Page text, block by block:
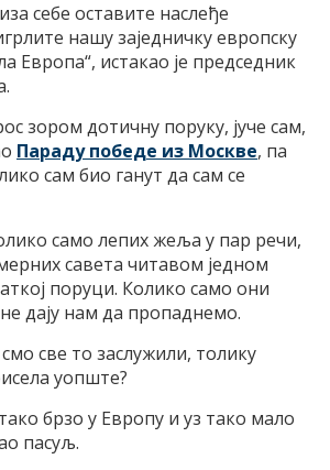
себе оставите наслеђе
нашу заједничку европску
Европа“, истакао је председник
зором дотичну поруку, јуче сам,
Параду победе из Москве, па
сам био ганут да сам се
само лепих жеља у пар речи,
савета читавом једном
поруци. Колико само они
дају нам да пропаднемо.
све то заслужили, толику
уопште?
брзо у Европу и уз тако мало
пасуљ.